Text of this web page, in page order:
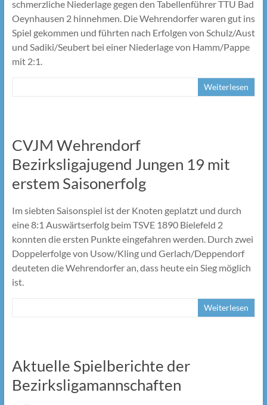
schmerzliche Niederlage gegen den Tabellenführer TTU Bad
Oeynhausen 2 hinnehmen. Die Wehrendorfer waren gut ins
Spiel gekommen und führten nach Erfolgen von Schulz/Aust
und Sadiki/Seubert bei einer Niederlage von Hamm/Pappe
mit 2:1.
Weiterlesen
CVJM Wehrendorf
Bezirksligajugend Jungen 19 mit
erstem Saisonerfolg
Im siebten Saisonspiel ist der Knoten geplatzt und durch
eine 8:1 Auswärtserfolg beim TSVE 1890 Bielefeld 2
konnten die ersten Punkte eingefahren werden. Durch zwei
Doppelerfolge von Usow/Kling und Gerlach/Deppendorf
deuteten die Wehrendorfer an, dass heute ein Sieg möglich
ist.
Weiterlesen
Aktuelle Spielberichte der
Bezirksligamannschaften